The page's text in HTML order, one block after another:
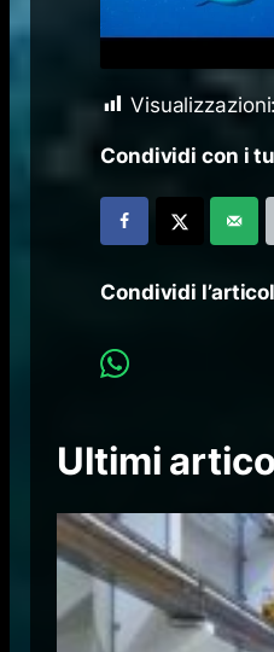
Visualizzazioni:
Condividi con i
Condividi
Ultimi